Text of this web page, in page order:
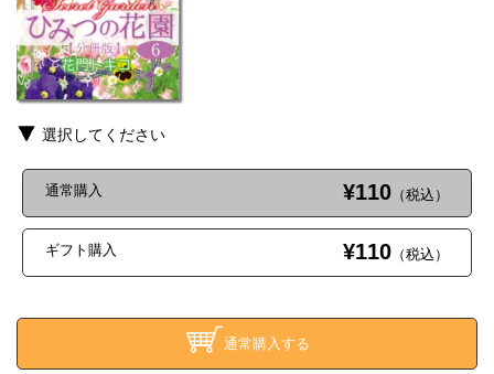
選択してください
通常購入 ¥110 （税込）
ギフト購入 ¥110 （税込）
通常購入する